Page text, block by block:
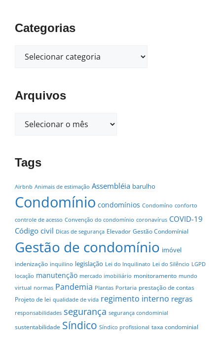
Categorias
Arquivos
Tags
Airbnb Animais de estimação Assembléia barulho
Condomínio condomínios Condomíno conforto
controle de acesso Convenção do condomínio coronavírus COVID-19
Código civil Dicas de segurança Elevador Gestão Condomínial
Gestão de condomínio imóvel
indenização inquilino legislação Lei do Inquilinato Lei do Silêncio LGPD
locação manutenção mercado imobiliário monitoramento mundo
virtual normas Pandemia Plantas Portaria prestação de contas
Projeto de lei qualidade de vida regimento interno regras
responsabilidades segurança segurança condominial
sustentabilidade Síndico Síndico profissional taxa condominial